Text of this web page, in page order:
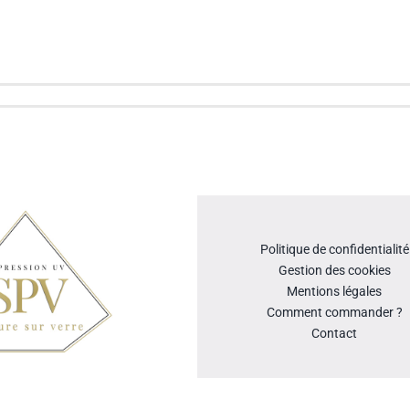
Politique de confidentialité
Gestion des cookies
Mentions légales
Comment commander ?
Contact